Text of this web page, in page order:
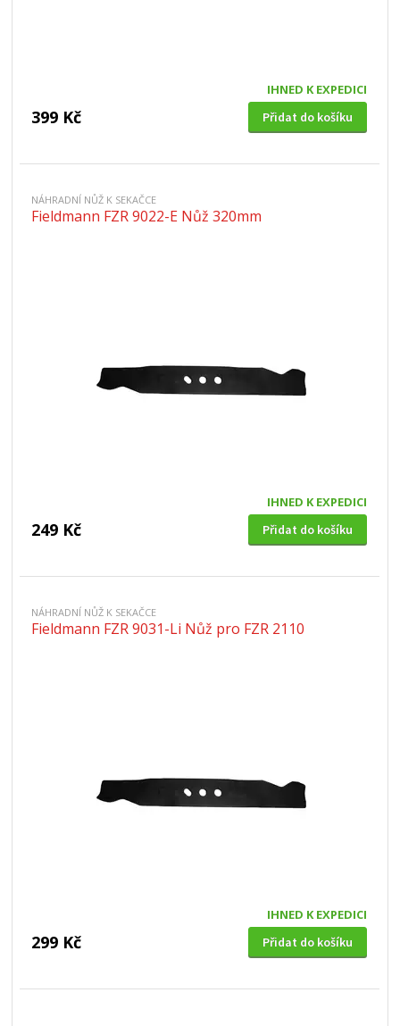
IHNED K EXPEDICI
399 Kč Přidat do košíku
NÁHRADNÍ NŮŽ K SEKAČCE
Fieldmann FZR 9022-E Nůž 320mm
IHNED K EXPEDICI
249 Kč Přidat do košíku
NÁHRADNÍ NŮŽ K SEKAČCE
Fieldmann FZR 9031-Li Nůž pro FZR 2110
IHNED K EXPEDICI
299 Kč Přidat do košíku